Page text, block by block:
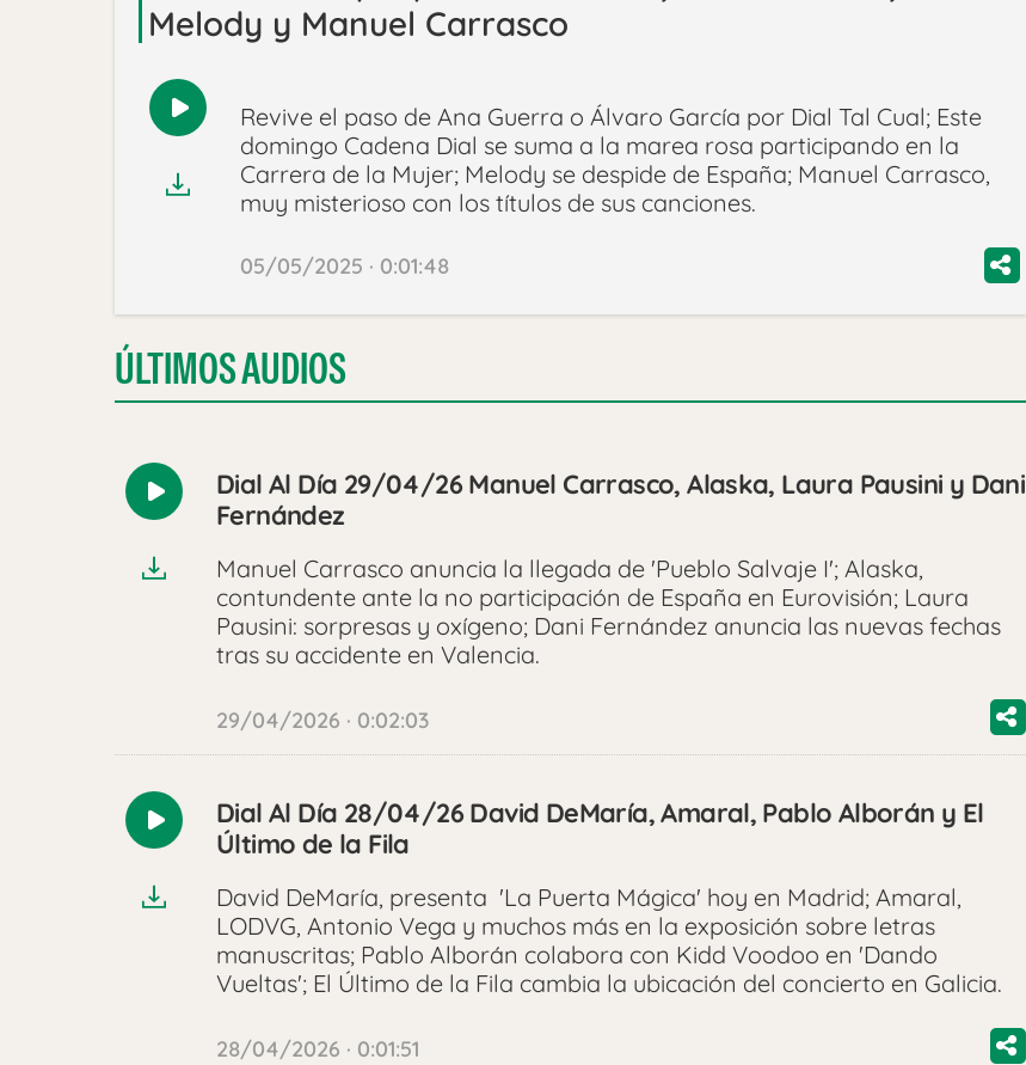
Melody y Manuel Carrasco
ReproducirRevive el paso de Ana Guerra o Álvaro García por Dial Tal Cual; Este
domingo Cadena Dial se suma a la marea rosa participando en la
Carrera de la Mujer; Melody se despide de España; Manuel Carrasco,
muy misterioso con los títulos de sus canciones.
05/05/2025 · 0:01:48
ÚLTIMOS AUDIOS
Reproducir
Dial Al Día 29/04/26 Manuel Carrasco, Alaska, Laura Pausini y Dani
Fernández
Manuel Carrasco anuncia la llegada de 'Pueblo Salvaje I'; Alaska,
contundente ante la no participación de España en Eurovisión; Laura
Pausini: sorpresas y oxígeno; Dani Fernández anuncia las nuevas fechas
tras su accidente en Valencia.
29/04/2026 · 0:02:03
Reproducir
Dial Al Día 28/04/26 David DeMaría, Amaral, Pablo Alborán y El
Último de la Fila
David DeMaría, presenta 'La Puerta Mágica' hoy en Madrid; Amaral,
LODVG, Antonio Vega y muchos más en la exposición sobre letras
manuscritas; Pablo Alborán colabora con Kidd Voodoo en 'Dando
Vueltas'; El Último de la Fila cambia la ubicación del concierto en Galicia.
28/04/2026 · 0:01:51